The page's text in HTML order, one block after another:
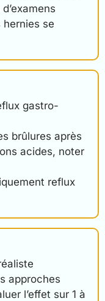
se
gastro-
brûlures après
acides, noter
reflux
approches
l’effet sur 1 à